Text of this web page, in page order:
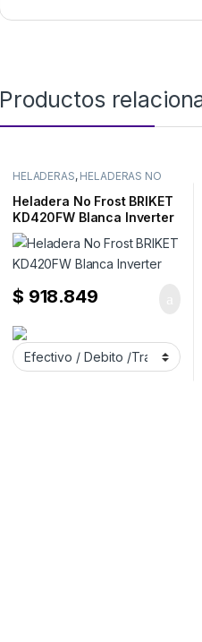
Productos
HELADERAS, HELADERAS NO
Heladera No Frost BRIKET
KD420FW Blanca Inverter
$ 918.849